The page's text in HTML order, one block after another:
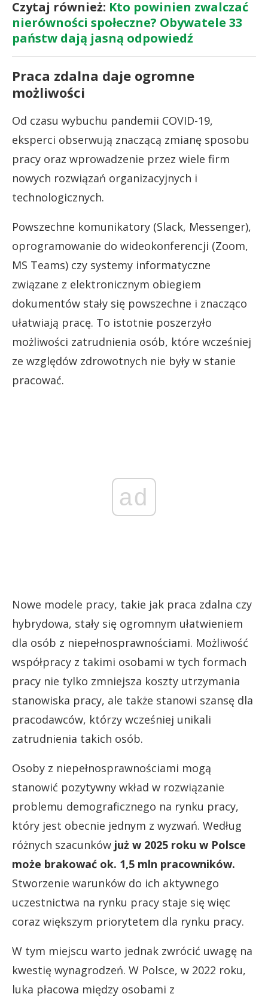
Czytaj również: Kto powinien zwalczać
nierówności społeczne? Obywatele 33
państw dają jasną odpowiedź
Praca zdalna daje ogromne
możliwości
Od czasu wybuchu pandemii COVID-19,
eksperci obserwują znaczącą zmianę sposobu
pracy oraz wprowadzenie przez wiele firm
nowych rozwiązań organizacyjnych i
technologicznych.
Powszechne komunikatory (Slack, Messenger),
oprogramowanie do wideokonferencji (Zoom,
MS Teams) czy systemy informatyczne
związane z elektronicznym obiegiem
dokumentów stały się powszechne i znacząco
ułatwiają pracę. To istotnie poszerzyło
możliwości zatrudnienia osób, które wcześniej
ze względów zdrowotnych nie były w stanie
pracować.
ad
Nowe modele pracy, takie jak praca zdalna czy
hybrydowa, stały się ogromnym ułatwieniem
dla osób z niepełnosprawnościami. Możliwość
współpracy z takimi osobami w tych formach
pracy nie tylko zmniejsza koszty utrzymania
stanowiska pracy, ale także stanowi szansę dla
pracodawców, którzy wcześniej unikali
zatrudnienia takich osób.
Osoby z niepełnosprawnościami mogą
stanowić pozytywny wkład w rozwiązanie
problemu demograficznego na rynku pracy,
który jest obecnie jednym z wyzwań. Według
różnych szacunków już w 2025 roku w Polsce
może brakować ok. 1,5 mln pracowników.
Stworzenie warunków do ich aktywnego
uczestnictwa na rynku pracy staje się więc
coraz większym priorytetem dla rynku pracy.
W tym miejscu warto jednak zwrócić uwagę na
kwestię wynagrodzeń. W Polsce, w 2022 roku,
luka płacowa między osobami z